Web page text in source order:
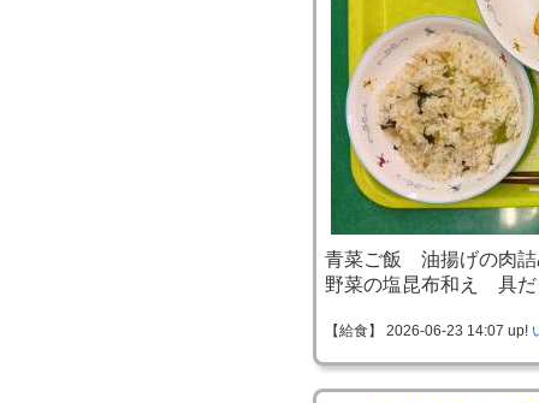
青菜ご飯 油揚げの肉詰
野菜の塩昆布和え 具だ
【給食】 2026-06-23 14:07 up!